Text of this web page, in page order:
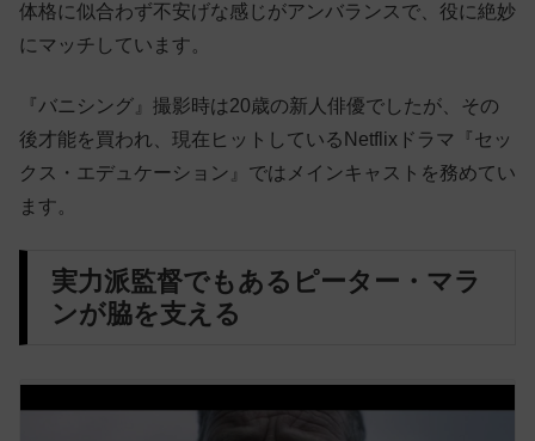
体格に似合わず不安げな感じがアンバランスで、役に絶妙
にマッチしています。
『バニシング』撮影時は20歳の新人俳優でしたが、その
後才能を買われ、現在ヒットしているNetflixドラマ『セッ
クス・エデュケーション』ではメインキャストを務めてい
ます。
実力派監督でもあるピーター・マラ
ンが脇を支える